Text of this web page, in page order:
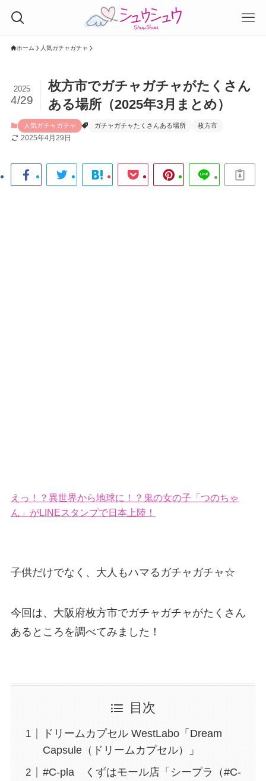
ホーム 人気ガチャガチャ
枚方市でガチャガチャがたくさん
ある場所（2025年3月まとめ）
2025
4/29
人気ガチャガチャ ガチャガチャたくさんある場所 枚方市
2025年4月29日
えっ！？異世界から地球に！？鬼の女の子「つのちゃ
ん」がLINEスタンプで日本上陸！
子供だけでなく、大人もハマるガチャガチャ☆
今回は、大阪府枚方市でガチャガチャがたくさん
あるところを調べてみました！
目次
ドリームカプセル WestLabo「Dream
Capsule（ドリームカプセル）」
#C-pla くずはモール店「シープラ（#C-